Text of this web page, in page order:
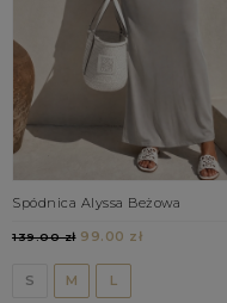
Spódnica Alyssa Beżowa
139.00 zł99.00 zł
S M L